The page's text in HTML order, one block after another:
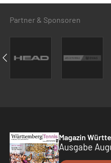
Partner & Sponsoren
Magazin
Ausgabe